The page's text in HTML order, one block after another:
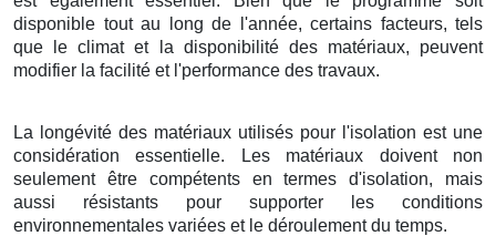
disponible tout au long de l'année, certains facteurs, tels
que le climat et la disponibilité des matériaux, peuvent
modifier la facilité et l'performance des travaux.
La longévité des matériaux utilisés pour l'isolation est une
considération essentielle. Les matériaux doivent non
seulement être compétents en termes d'isolation, mais
aussi résistants pour supporter les conditions
environnementales variées et le déroulement du temps.